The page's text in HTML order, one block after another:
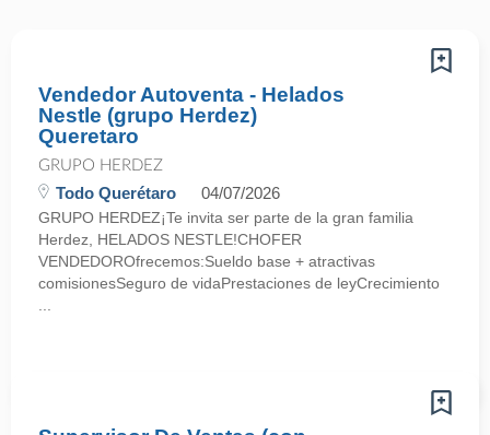
Vendedor Autoventa - Helados
Nestle (grupo Herdez)
Queretaro
GRUPO HERDEZ
Todo Querétaro 04/07/2026
GRUPO HERDEZ¡Te invita ser parte de la gran familia
Herdez, HELADOS NESTLE!CHOFER
VENDEDOROfrecemos:Sueldo base + atractivas
comisionesSeguro de vidaPrestaciones de leyCrecimiento